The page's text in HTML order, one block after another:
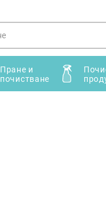
Пране и
почистване